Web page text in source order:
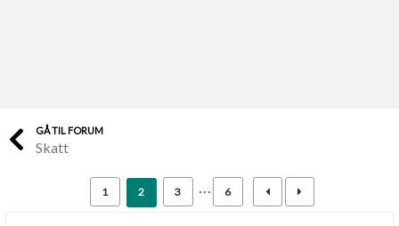
Finn håndverkere
GÅ TIL FORUM
Skatt
1 2 3 6